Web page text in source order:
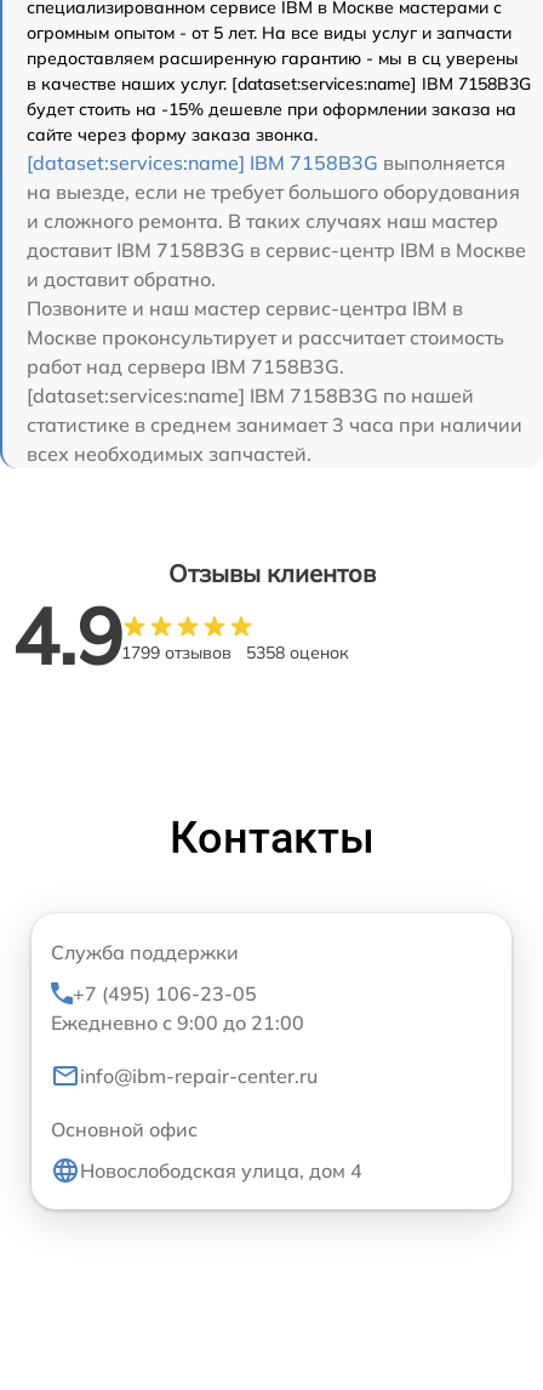
специализированном сервисе IBM в Москве мастерами с
огромным опытом - от 5 лет. На все виды услуг и запчасти
предоставляем расширенную гарантию - мы в сц уверены
в качестве наших услуг. [dataset:services:name] IBM 7158B3G
будет стоить на -15% дешевле при оформлении заказа на
сайте через форму заказа звонка.
[dataset:services:name] IBM 7158B3G выполняется
на выезде, если не требует большого оборудования
и сложного ремонта. В таких случаях наш мастер
доставит IBM 7158B3G в сервис-центр IBM в Москве
и доставит обратно.
Позвоните и наш мастер сервис-центра IBM в
Москве проконсультирует и рассчитает стоимость
работ над сервера IBM 7158B3G.
[dataset:services:name] IBM 7158B3G по нашей
статистике в среднем занимает 3 часа при наличии
всех необходимых запчастей.
Отзывы клиентов
4.91799 отзывов 5358 оценок
Контакты
Служба поддержки
+7 (495) 106-23-05
Ежедневно с 9:00 до 21:00
info@ibm-repair-center.ru
Основной офис
Новослободская улица, дом 4